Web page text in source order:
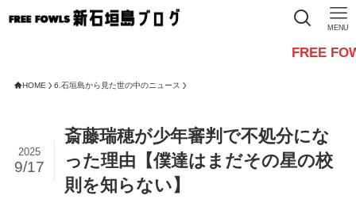
MENU
FREE FOWLSからの
HOME 6.石垣島から見た世の中のニュース
斎藤瑞穂が少年審判で不処分にな
った理由【僕達はまだその星の校
則を知らない】
2025
9/17